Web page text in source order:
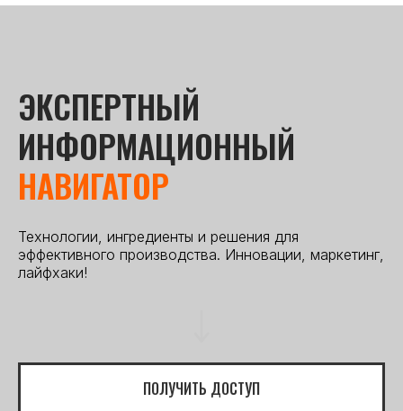
ЭКСПЕРТНЫЙ
ИНФОРМАЦИОННЫЙ
НАВИГАТОР
Технологии, ингредиенты и решения для
эффективного производства. Инновации, маркетинг,
лайфхаки!
ПОЛУЧИТЬ ДОСТУП